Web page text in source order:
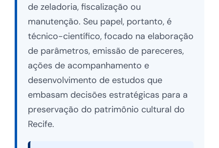
de zeladoria, fiscalização ou
manutenção. Seu papel, portanto, é
técnico-científico, focado na elaboração
de parâmetros, emissão de pareceres,
ações de acompanhamento e
desenvolvimento de estudos que
embasam decisões estratégicas para a
preservação do patrimônio cultural do
Recife.